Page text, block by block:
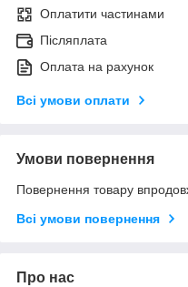
Оплатити частинами
Післяплата
Оплата на рахунок
Всі умови оплати
Умови повернення
Повернення товару
Всі умови повернення
Про нас